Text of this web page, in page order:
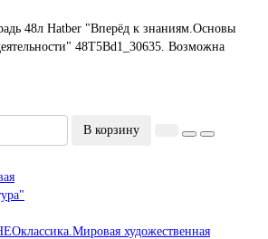
48л Hatber "Вперёд к знаниям.Основы
48Т5Bd1_30635. Возможна
В корзину
художественная